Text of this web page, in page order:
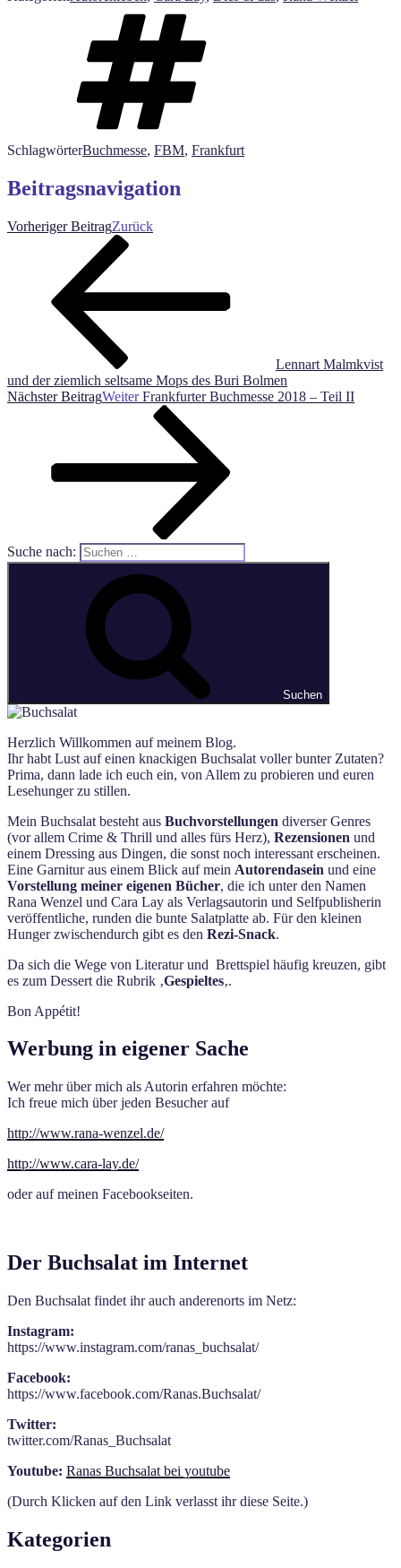
SchlagwörterBuchmesse, FBM, Frankfurt
Beitragsnavigation
Vorheriger BeitragZurück
Lennart Malmkvist
und der ziemlich seltsame Mops des Buri Bolmen
Nächster BeitragWeiter Frankfurter Buchmesse 2018 – Teil II
Suche nach:
Suchen
Herzlich Willkommen auf meinem Blog.
Ihr habt Lust auf einen knackigen Buchsalat voller bunter Zutaten?
Prima, dann lade ich euch ein, von Allem zu probieren und euren
Lesehunger zu stillen.
Mein Buchsalat besteht aus Buchvorstellungen diverser Genres
(vor allem Crime & Thrill und alles fürs Herz), Rezensionen und
einem Dressing aus Dingen, die sonst noch interessant erscheinen.
Eine Garnitur aus einem Blick auf mein Autorendasein und eine
Vorstellung meiner eigenen Bücher, die ich unter den Namen
Rana Wenzel und Cara Lay als Verlagsautorin und Selfpublisherin
veröffentliche, runden die bunte Salatplatte ab. Für den kleinen
Hunger zwischendurch gibt es den Rezi-Snack.
Da sich die Wege von Literatur und Brettspiel häufig kreuzen, gibt
es zum Dessert die Rubrik ‚Gespieltes‚.
Bon Appétit!
Werbung in eigener Sache
Wer mehr über mich als Autorin erfahren möchte:
Ich freue mich über jeden Besucher auf
http://www.rana-wenzel.de/
http://www.cara-lay.de/
oder auf meinen Facebookseiten.
Der Buchsalat im Internet
Den Buchsalat findet ihr auch anderenorts im Netz:
Instagram:
https://www.instagram.com/ranas_buchsalat/
Facebook:
https://www.facebook.com/Ranas.Buchsalat/
Twitter:
twitter.com/Ranas_Buchsalat
Youtube: Ranas Buchsalat bei youtube
(Durch Klicken auf den Link verlasst ihr diese Seite.)
Kategorien